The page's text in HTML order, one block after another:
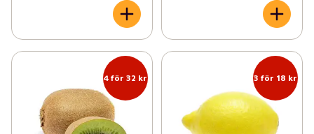
4 för 32 kr 3 för 18 kr